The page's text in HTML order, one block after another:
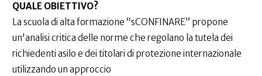
QUALE OBIETTIVO?
La scuola di alta formazione “sCONFINARE” propone
un'analisi critica delle norme che regolano la tutela dei
richiedenti asilo e dei titolari di protezione internazionale
utilizzando un approccio